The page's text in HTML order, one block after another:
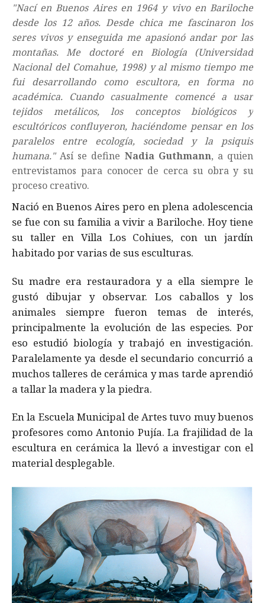
"Nací en Buenos Aires en 1964 y vivo en Bariloche
desde los 12 años. Desde chica me fascinaron los
seres vivos y enseguida me apasionó andar por las
montañas. Me doctoré en Biología (Universidad
Nacional del Comahue, 1998) y al mismo tiempo me
fui desarrollando como escultora, en forma no
académica. Cuando casualmente comencé a usar
tejidos metálicos, los conceptos biológicos y
escultóricos confluyeron, haciéndome pensar en los
paralelos entre ecología, sociedad y la psiquis
humana."Así se define Nadia Guthmann, a quien
entrevistamos para conocer de cerca su obra y su
proceso creativo.
Nació en Buenos Aires pero en plena adolescencia
se fue con su familia a vivir a Bariloche. Hoy tiene
su taller en Villa Los Cohiues, con un jardín
habitado por varias de sus esculturas.
Su madre era restauradora y a ella siempre le
gustó dibujar y observar. Los caballos y los
animales siempre fueron temas de interés,
principalmente la evolución de las especies. Por
eso estudió biología y trabajó en investigación.
Paralelamente ya desde el secundario concurrió a
muchos talleres de cerámica y mas tarde aprendió
a tallar la madera y la piedra.
En la Escuela Municipal de Artes tuvo muy buenos
profesores como Antonio Pujía. La frajilidad de la
escultura en cerámica la llevó a investigar con el
material desplegable.